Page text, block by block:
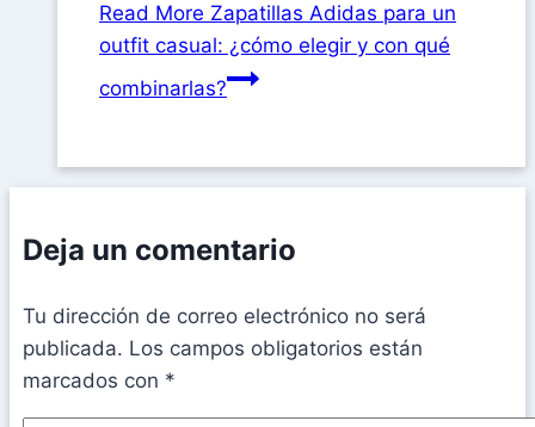
Read More Zapatillas Adidas para un
outfit casual: ¿cómo elegir y con qué
combinarlas?
Deja un comentario
Tu dirección de correo electrónico no será
publicada. Los campos obligatorios están
marcados con *